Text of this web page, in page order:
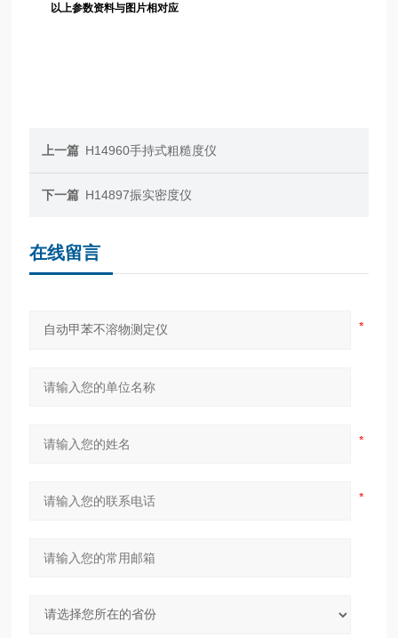
以上参数资料与图片相对应
上一篇 H14960手持式粗糙度仪
下一篇 H14897振实密度仪
在线留言